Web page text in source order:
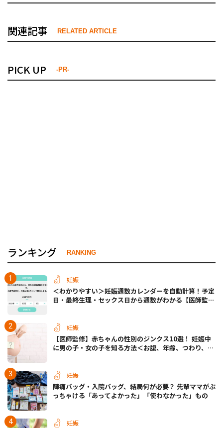
関連記事 RELATED ARTICLE
PICK UP -PR-
ランキング RANKING
妊娠
＜わかりやすい＞妊娠週数カレンダーを自動計算！予定
日・最終生理・セックス日から週数がわかる【医師監
妊娠
【医師監修】赤ちゃんの性別のジンクス10選！ 妊娠中
に男の子・女の子を知る方法＜お腹、年齢、つわり、胎
妊娠
陣痛バッグ・入院バッグ、結局何が必要？ 先輩ママがぶ
っちゃける「あってよかった」「使わなかった」もの
妊娠